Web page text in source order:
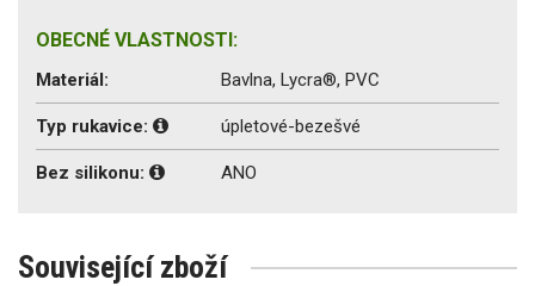
OBECNÉ VLASTNOSTI:
Materiál: Bavlna, Lycra®, PVC
Typ rukavice: úpletové-bezešvé
Bez silikonu: ANO
Související zboží